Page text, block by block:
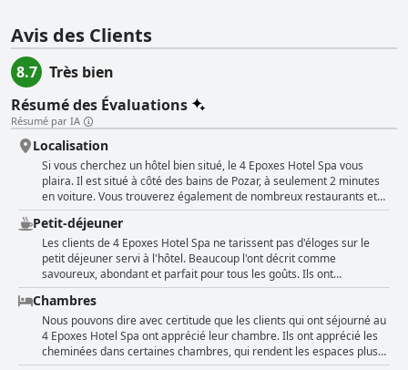
Avis des Clients
8.7
Très bien
Résumé des Évaluations
Résumé par IA
Localisation
Si vous cherchez un hôtel bien situé, le 4 Epoxes Hotel Spa vous
plaira. Il est situé à côté des bains de Pozar, à seulement 2 minutes
en voiture. Vous trouverez également de nombreux restaurants et
tavernes à proximité, ce qui vous permettra de vous restaurer
facilement. La situation est décrite comme merveilleuse, excellente
et magnifique par les clients satisfaits, qui apprécient son
emplacement central à Loutraki. Ils apprécient également la facilité
d'accès aux bains et aux tavernes, ce qui en fait un endroit idéal
pour ceux qui souhaitent explorer les environs. L'emplacement est
loué dans de nombreuses langues, les clients le décrivant comme
parfait, satisfaisant et juste comme il faut. Que vous voyagiez pour
les loisirs ou pour les affaires, l'emplacement de cet hôtel est sans
aucun doute un point fort.
Petit-déjeuner
Les clients de 4 Epoxes Hotel Spa ne tarissent pas d'éloges sur le
petit déjeuner servi à l'hôtel. Beaucoup l'ont décrit comme
savoureux, abondant et parfait pour tous les goûts. Ils ont
complimenté la variété des choix et le fait que tout était délicieux, y
compris le café. La propreté de la salle de petit-déjeuner et des
locaux de l'hôtel en général a également fait l'objet de
commentaires positifs. L'espace spa a également été qualifié de
fantastique par certains clients. Les quelques commentaires
négatifs portaient sur la qualité du café servi, mais ils ont été
Chambres
Nous pouvons dire avec certitude que les clients qui ont séjourné au
4 Epoxes Hotel Spa ont apprécié leur chambre. Ils ont apprécié les
cheminées dans certaines chambres, qui rendent les espaces plus
confortables et plus chaleureux. Beaucoup ont souligné la propreté